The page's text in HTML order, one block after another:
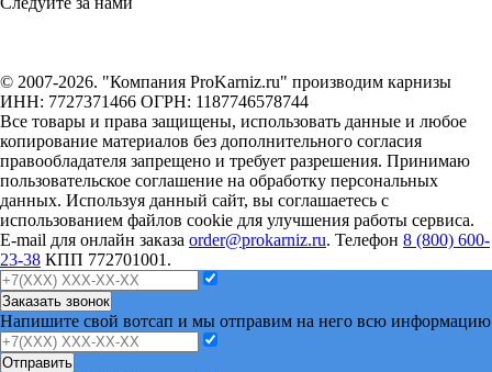
© 2007-2026. "Компания ProKarniz.ru" производим карнизы
ИНН: 7727371466 ОГРН: 1187746578744
Все товары и права защищены, использовать данные и любое
копирование материалов без дополнительного согласия
правообладателя запрещено и требует разрешения. Принимаю
пользовательское соглашение на обработку персональных
данных. Используя данный сайт, вы соглашаетесь с
использованием файлов cookie для улучшения работы сервиса.
E-mail для онлайн заказа order@prokarniz.ru. Телефон 8 (800) 600-
23-38 КПП 772701001.
Заказать звонок
Напишите свой вотсап и мы отправим на него всю информацию
Отправить